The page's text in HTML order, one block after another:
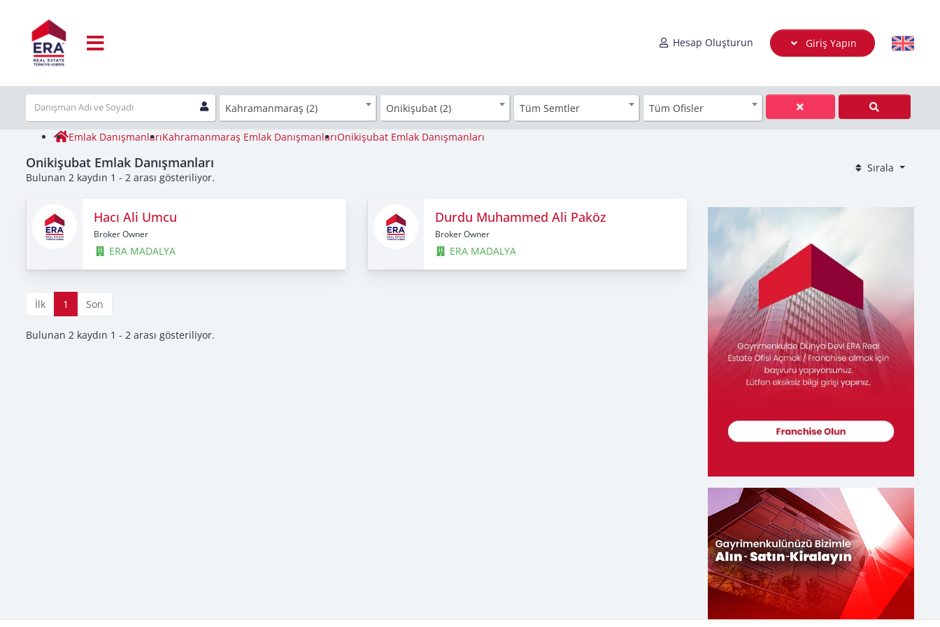
Hesap Oluşturun Giriş Yapın
Kahramanmaraş (2) Onikişubat (2) Tüm Semtler Tüm Ofisler
Emlak DanışmanlarıKahramanmaraş Emlak DanışmanlarıOnikişubat Emlak Danışmanları
Onikişubat Emlak Danışmanları
Bulunan 2 kaydın 1 - 2 arası gösteriliyor.
Sırala
Hacı Ali Umcu
Broker Owner
ERA MADALYA
Durdu Muhammed Ali Paköz
Broker Owner
ERA MADALYA
İlk 1 Son
Bulunan 2 kaydın 1 - 2 arası gösteriliyor.